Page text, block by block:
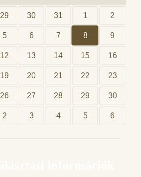
29 30 31 1 2
5 6 7 8 9
12 13 14 15 16
19 20 21 22 23
26 27 28 29 30
2 3 4 5 6